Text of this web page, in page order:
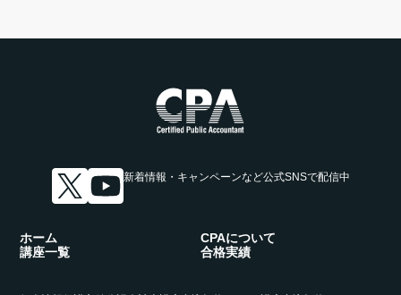
新着情報・キャンペーンなど公式SNSで配信中
ホーム
CPAについて
講座一覧
合格実績